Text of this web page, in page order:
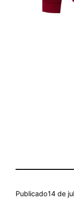
Publicado14 de